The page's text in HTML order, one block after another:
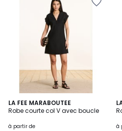
LA FEE MARABOUTEE
Robe courte col V avec boucle
à partir de
3
Couleurs
à
/
3